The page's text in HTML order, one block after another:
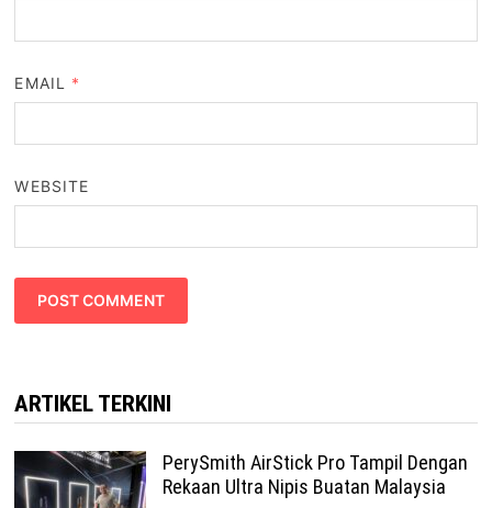
EMAIL *
WEBSITE
ARTIKEL TERKINI
PerySmith AirStick Pro Tampil Dengan
Rekaan Ultra Nipis Buatan Malaysia